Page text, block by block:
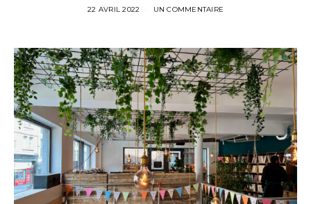
22 AVRIL 2022 UN COMMENTAIRE